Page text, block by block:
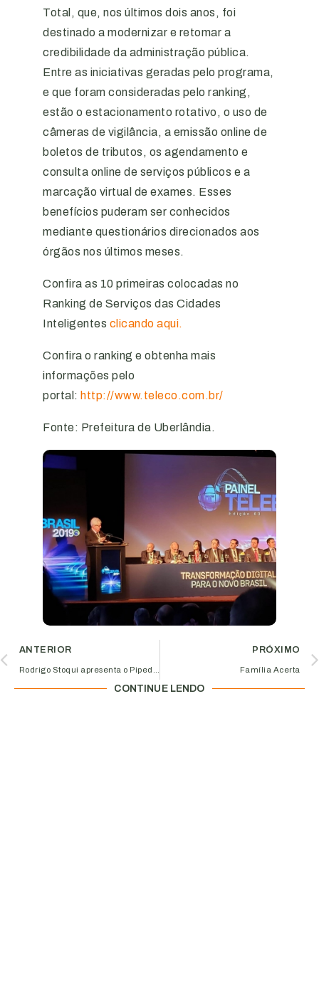
Total, que, nos últimos dois anos, foi
destinado a modernizar e retomar a
credibilidade da administração pública.
Entre as iniciativas geradas pelo programa,
e que foram consideradas pelo ranking,
estão o estacionamento rotativo, o uso de
câmeras de vigilância, a emissão online de
boletos de tributos, os agendamento e
consulta online de serviços públicos e a
marcação virtual de exames. Esses
benefícios puderam ser conhecidos
mediante questionários direcionados aos
órgãos nos últimos meses.
Confira as 10 primeiras colocadas no
Ranking de Serviços das Cidades
Inteligentes clicando aqui.
Confira o ranking e obtenha mais
informações pelo
portal: http://www.teleco.com.br/
Fonte: Prefeitura de Uberlândia.
ANTERIOR PRÓXIMO
Família Acerta
CONTINUE LENDO